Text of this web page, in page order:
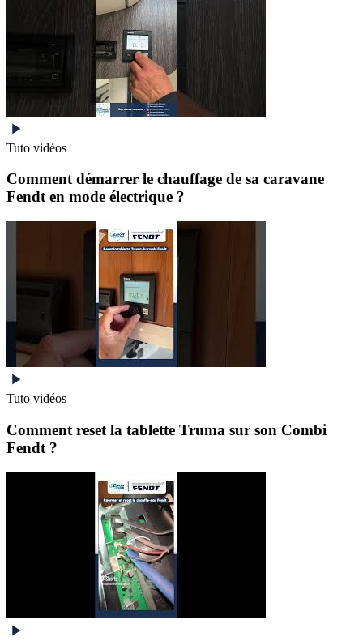
Tuto vidéos
Comment démarrer le chauffage de sa caravane
Fendt en mode électrique ?
Tuto vidéos
Comment reset la tablette Truma sur son Combi
Fendt ?